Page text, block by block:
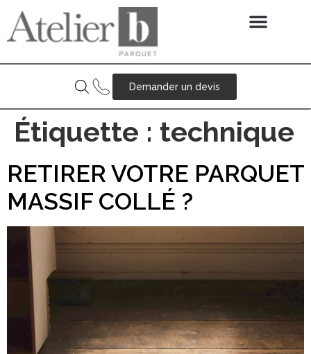
Demander un devis
Étiquette : technique
RETIRER VOTRE PARQUET
MASSIF COLLÉ ?